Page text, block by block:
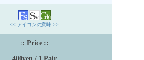
<< アイコンの意味 >>
:: Price ::
400yen / 1 Pair